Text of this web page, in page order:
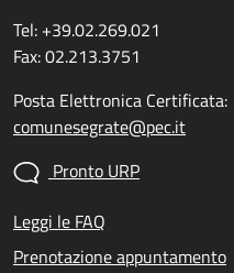
Tel: +39.02.269.021
Fax: 02.213.3751
Posta Elettronica Certificata:
comunesegrate@pec.it
Pronto URP
Leggi le FAQ
Prenotazione appuntamento